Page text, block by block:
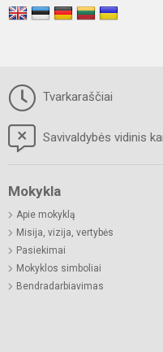
Tvarkaraščiai
Savivaldybės vidinis
Mokykla
Apie mokyklą
Misija, vizija, vertybės
Pasiekimai
Mokyklos simboliai
Bendradarbiavimas